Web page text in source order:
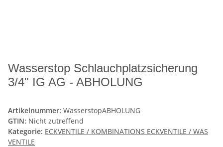
Wasserstop Schlauchplatzsicherung
3/4" IG AG - ABHOLUNG
Artikelnummer: WasserstopABHOLUNG
GTIN: Nicht zutreffend
Kategorie: ECKVENTILE / KOMBINATIONS ECKVENTILE / WAS
VENTILE